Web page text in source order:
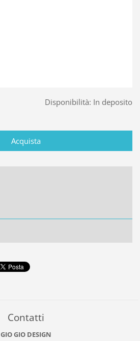
Disponibilità: In deposito
Contatti
GIO GIO DESIGN